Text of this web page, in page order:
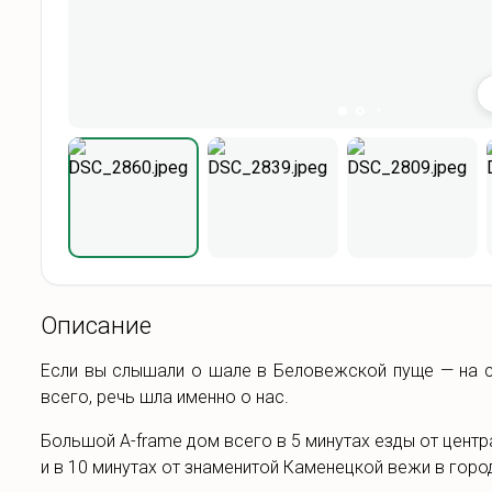
Описание
Если вы слышали о шале в Беловежской пуще — на
всего, речь шла именно о нас.
Большой A-frame дом всего в 5 минутах езды от
и в 10 минутах от знаменитой Каменецкой вежи в